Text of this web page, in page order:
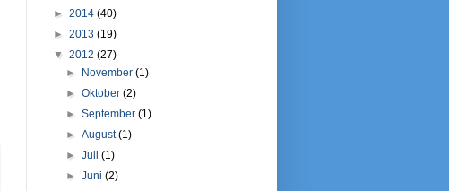
► 2014 (40)
► 2013 (19)
▼ 2012 (27)
► November(1)
►Oktober(2)
►September(1)
►August(1)
►Juli(1)
►Juni(2)